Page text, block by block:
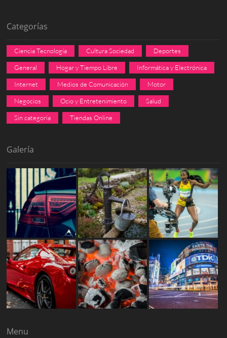
Categorías
Ciencia Tecnología Cultura Sociedad Deportes
General Hogar y Tiempo Libre Informática y Electrónica
Internet Medios de Comunicación Motor
Negocios Ocio y Entretenimiento Salud
Sin categoría Tiendas Online
Galería
Menu